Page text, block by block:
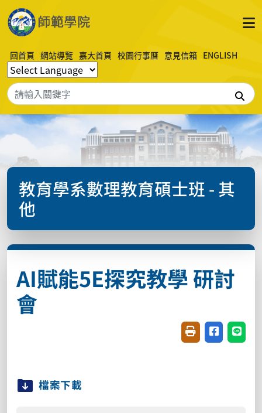
回首頁 網站導覽 嘉大首頁 校園行事曆 意見信箱 ENGLISH
搜尋
教育學系數理教育碩士班 - 其
他
AI賦能5E探究教學 研討
會
友善列印(開新視
分享至臉書
分享
檔案下載